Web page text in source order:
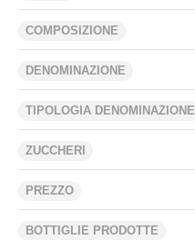
COMPOSIZIONE
DENOMINAZIONE
TIPOLOGIA DENOMINAZIONE
ZUCCHERI
PREZZO
BOTTIGLIE PRODOTTE